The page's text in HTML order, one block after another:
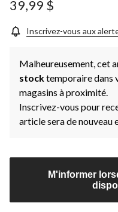
même
page.
39,99 $
Inscrivez-vous aux
Malheureusement, cet
stocktemporaire dans
magasins à proximité.
Inscrivez-vous pour
article sera de nouveau
M'informer